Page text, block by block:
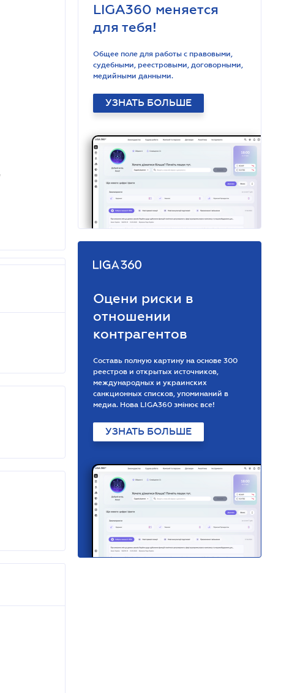
LIGA360 меняется
для тебя!
Общее поле для работы с правовыми,
судебными, реестровыми, договорными,
медийными данными.
УЗНАТЬ БОЛЬШЕ
Оцени риски в
отношении
контрагентов
Составь полную картину на основе 300
реестров и открытых источников,
международных и украинских
санкционных списков, упоминаний в
медиа. Нова LIGA360 змінює все!
УЗНАТЬ БОЛЬШЕ